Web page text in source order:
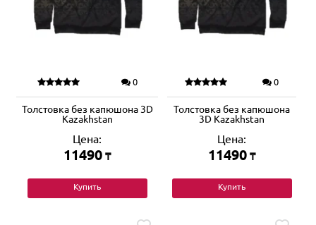
0
Толстовка без капюшона 3D
Kazakhstan
Цена:
11490 ₸
Купить
0
Толстовка без капюшона
3D Kazakhstan
Цена:
11490 ₸
Купить